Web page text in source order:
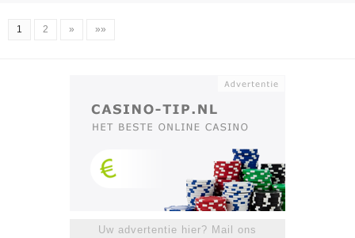
1 2 » »»
Uw advertentie hier? Mail ons